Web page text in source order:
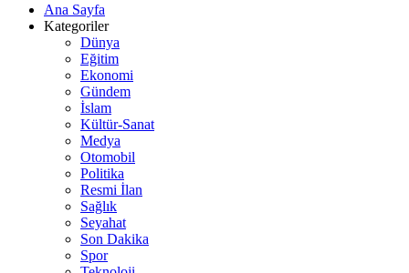
Ana Sayfa
Kategoriler
Dünya
Eğitim
Ekonomi
Gündem
İslam
Kültür-Sanat
Medya
Otomobil
Politika
Resmi İlan
Sağlık
Seyahat
Son Dakika
Spor